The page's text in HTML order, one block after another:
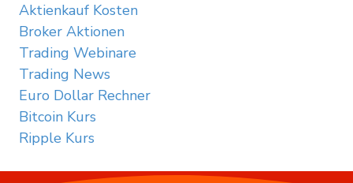
Aktienkauf Kosten
Broker Aktionen
Trading Webinare
Trading News
Euro Dollar Rechner
Bitcoin Kurs
Ripple Kurs